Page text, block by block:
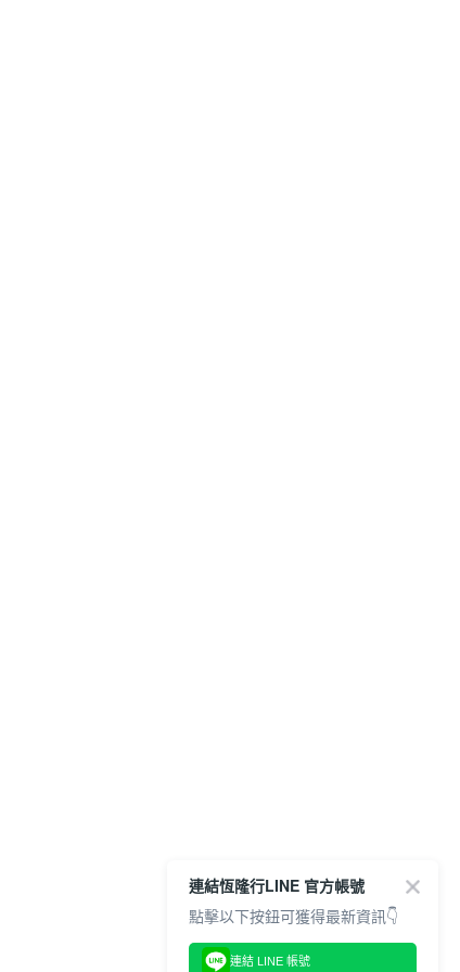
連結恆隆行LINE 官方帳號
點擊以下按鈕可獲得最新資訊👇
連結 LINE 帳號